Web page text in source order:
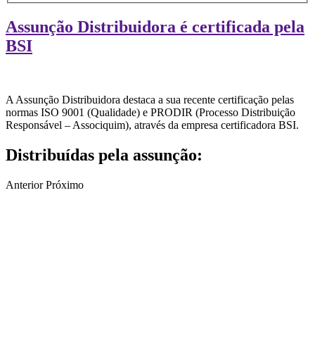
Assunção Distribuidora é certificada pela
BSI
A Assunção Distribuidora destaca a sua recente certificação pelas
normas ISO 9001 (Qualidade) e PRODIR (Processo Distribuição
Responsável – Associquim), através da empresa certificadora BSI.
Distribuídas pela assunção:
Anterior Próximo